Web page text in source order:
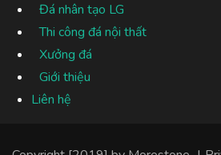
Đá nhân tạo LG
Thi công đá nội thất
Xưởng đá
Giới thiệu
Liên hệ